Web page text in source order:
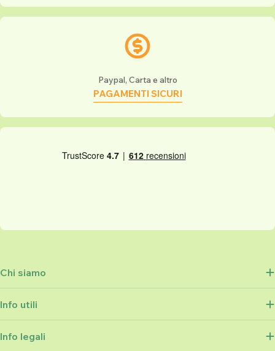
Paypal, Carta e altro
PAGAMENTI SICURI
Chi siamo
Info utili
Info legali